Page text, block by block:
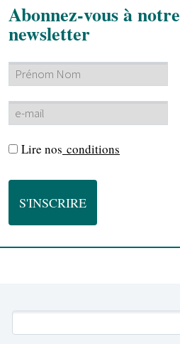
Abonnez-vous à notre
newsletter
Lire nos conditions